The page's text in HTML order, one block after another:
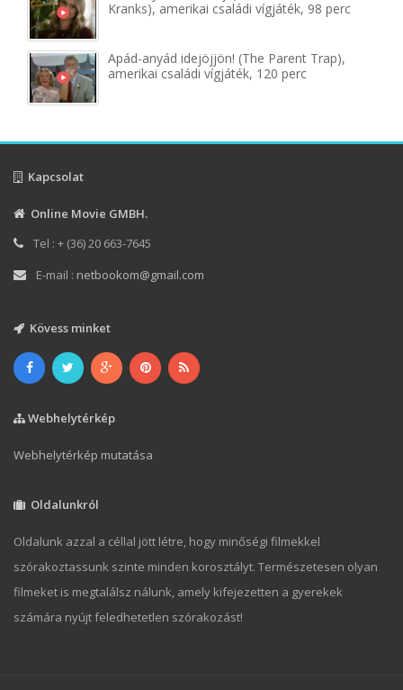
Kranks), amerikai családi vígjáték, 98 perc
Apád-anyád idejöjjön! (The Parent Trap),
amerikai családi vígjáték, 120 perc
Kapcsolat
Online Movie GMBH.
Tel : + (36) 20 663-7645
E-mail : netbookom@gmail.com
Kövess minket
Webhelytérkép
Webhelytérkép mutatása
Oldalunkról
Oldalunk azzal a céllal jött létre, hogy minőségi filmekkel
szórakoztassunk szinte minden korosztályt. Természetesen olyan
filmeket is megtalálsz nálunk, amely kifejezetten a gyerekek
számára nyújt feledhetetlen szórakozást!